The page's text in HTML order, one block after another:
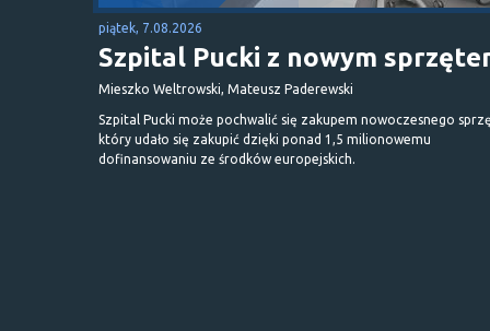
piątek, 7.08.2026
Szpital Pucki z nowym
Mieszko Weltrowski, Mateusz Paderewski
Szpital Pucki może pochwalić się zakupem nowoczesnego
który udało się zakupić dzięki ponad 1,5 milionowemu
dofinansowaniu ze środków europejskich.